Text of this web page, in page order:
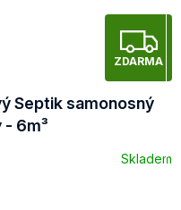
Z
R
ZDARMA
Septik samonosný
- 6m³
Skladem